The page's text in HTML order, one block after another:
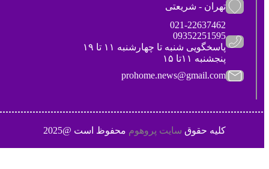
تهران - شریعتی
021-22637462
09352251595
پاسخگویی شنبه تا چهارشنبه ۱۱ تا ۱۹
پنجشنبه ۱۱تا ۱۵
prohome.news@gmail.com
کلیه حقوقسایت پروهوممحفوظ است @2025